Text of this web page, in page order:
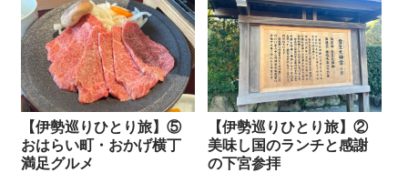
【伊勢巡りひとり旅】⑤
おはらい町・おかげ横丁
満足グルメ
【伊勢巡りひとり旅】②
美味し国のランチと感謝
の下宮参拝